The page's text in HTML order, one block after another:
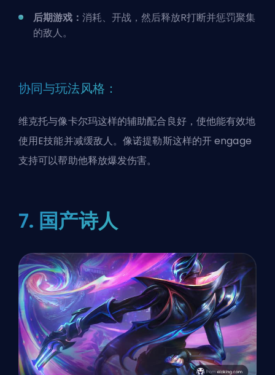
后期游戏： 消耗、开战，然后释放R打断并惩罚聚集
的敌人。
协同与玩法风格：
维克托与像卡尔玛这样的辅助配合良好，使他能有效地
使用E技能并减缓敌人。像诺提勒斯这样的开 engage
支持可以帮助他释放爆发伤害。
7. 国产诗人